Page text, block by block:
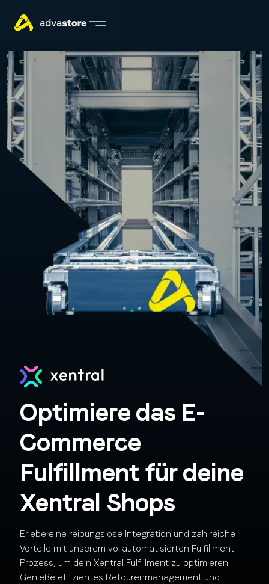
Optimiere das E-
Commerce
Fulfillment für deine
Xentral Shops
Erlebe eine reibungslose Integration und zahlreiche
Vorteile mit unserem vollautomatisierten Fulfillment
Prozess, um dein Xentral Fulfillment zu optimieren.
Genieße effizientes Retourenmanagement und